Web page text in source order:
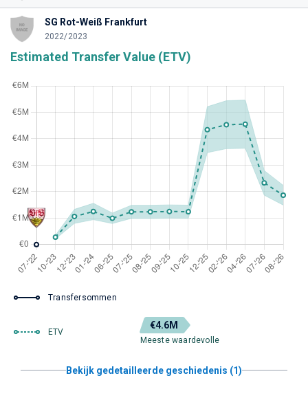
SG Rot-Weiß Frankfurt
2022/2023
Estimated Transfer Value (ETV)
Transfersommen
ETV
€4.6M
Meeste waardevolle
Bekijk gedetailleerde geschiedenis (1)